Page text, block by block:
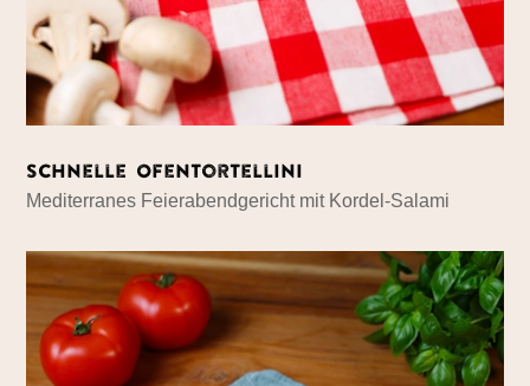
Schnelle Ofentortellini
Mediterranes Feierabendgericht mit Kordel-Salami